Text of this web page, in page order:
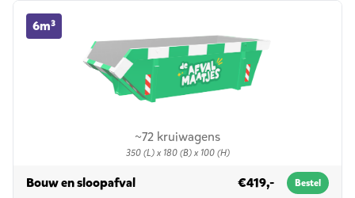
~72 kruiwagens
350 (L) x 180 (B) x 100 (H)
6m³
6m³ container huren
Bouw en sloopafvalin 6m³ €419,- Bestel